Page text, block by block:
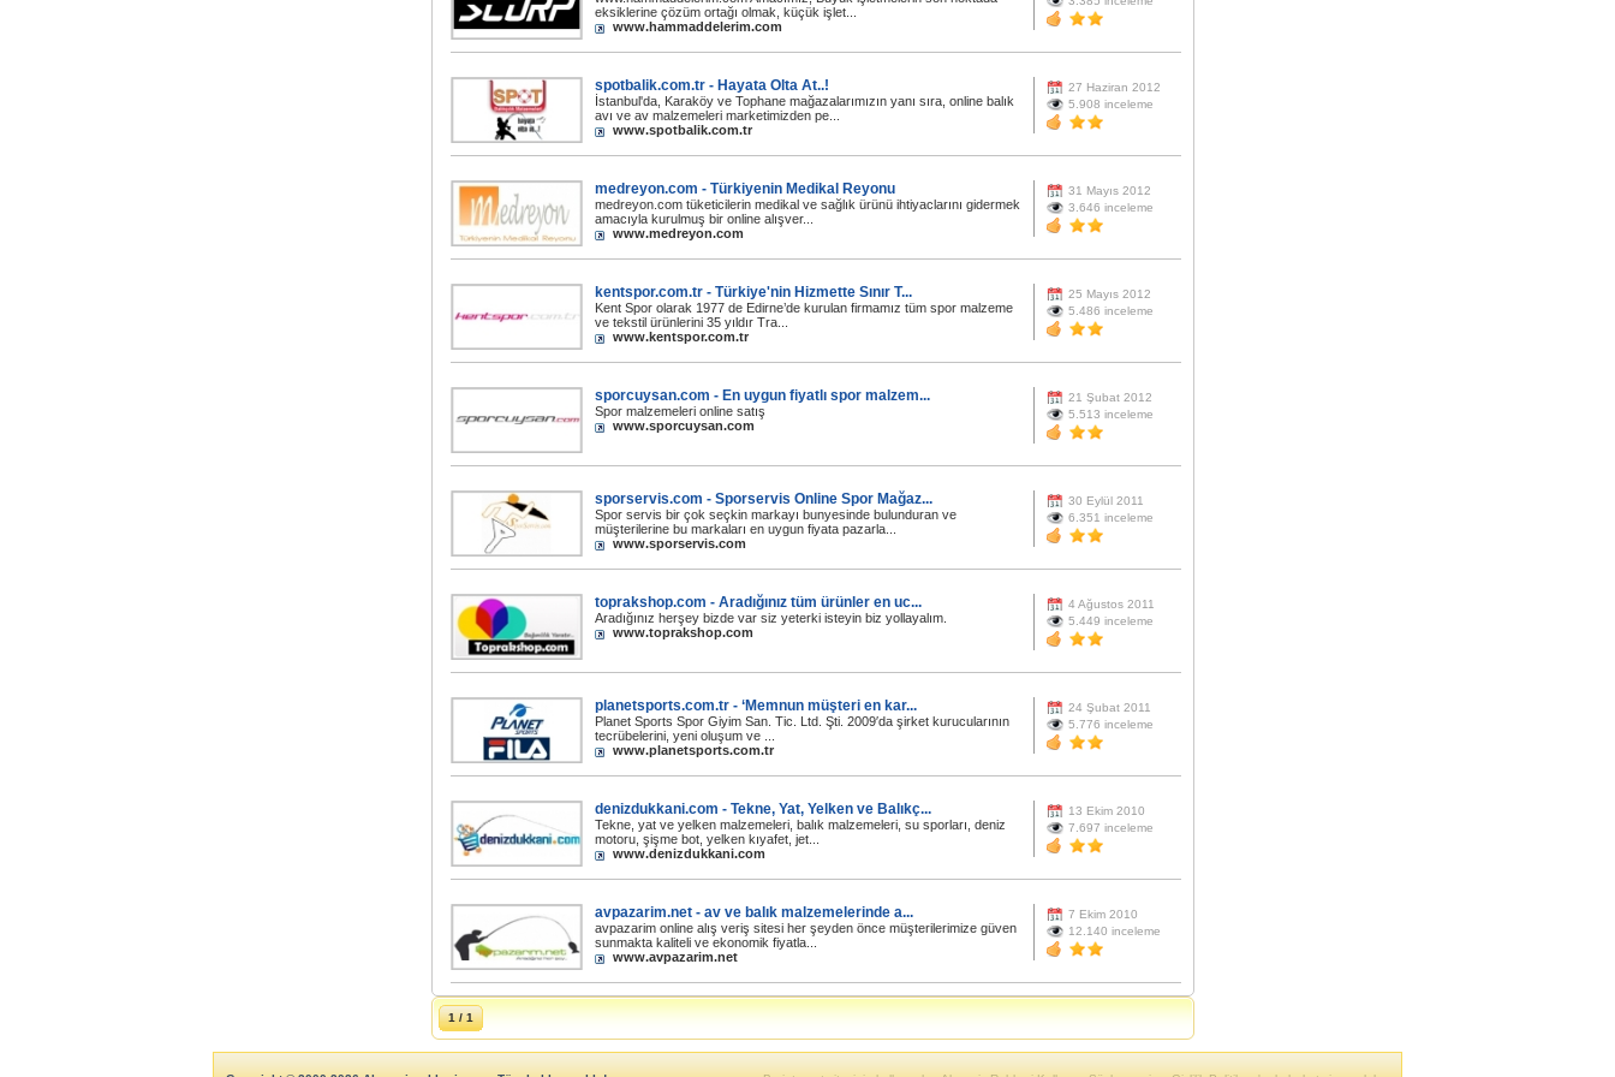
eksiklerine çözüm ortağı olmak, küçük işlet...
www.hammaddelerim.com
spotbalik.com.tr - Hayata Olta At..!
İstanbul'da, Karaköy ve Tophane mağazalarımızın yanı sıra, online balık
avı ve av malzemeleri marketimizden pe...
www.spotbalik.com.tr
27 Haziran 2012
5.908 inceleme
medreyon.com - Türkiyenin Medikal Reyonu
medreyon.com tüketicilerin medikal ve sağlık ürünü ihtiyaclarını gidermek
amacıyla kurulmuş bir online alışver...
www.medreyon.com
31 Mayıs 2012
3.646 inceleme
kentspor.com.tr - Türkiye'nin Hizmette Sınır T...
Kent Spor olarak 1977 de Edirne’de kurulan firmamız tüm spor malzeme
ve tekstil ürünlerini 35 yıldır Tra...
www.kentspor.com.tr
25 Mayıs 2012
5.486 inceleme
sporcuysan.com - En uygun fiyatlı spor malzem...
Spor malzemeleri online satış
www.sporcuysan.com
21 Şubat 2012
5.513 inceleme
sporservis.com - Sporservis Online Spor Mağaz...
Spor servis bir çok seçkin markayı bunyesinde bulunduran ve
müşterilerine bu markaları en uygun fiyata pazarla...
www.sporservis.com
30 Eylül 2011
6.351 inceleme
toprakshop.com - Aradığınız tüm ürünler en uc...
Aradığınız herşey bizde var siz yeterki isteyin biz yollayalım.
www.toprakshop.com
4 Ağustos 2011
5.449 inceleme
planetsports.com.tr - ‘Memnun müşteri en kar...
Planet Sports Spor Giyim San. Tic. Ltd. Şti. 2009′da şirket kurucularının
tecrübelerini, yeni oluşum ve ...
www.planetsports.com.tr
24 Şubat 2011
5.776 inceleme
denizdukkani.com - Tekne, Yat, Yelken ve Balıkç...
Tekne, yat ve yelken malzemeleri, balık malzemeleri, su sporları, deniz
motoru, şişme bot, yelken kıyafet, jet...
www.denizdukkani.com
13 Ekim 2010
7.697 inceleme
avpazarim.net - av ve balık malzemelerinde a...
avpazarim online alış veriş sitesi her şeyden önce müşterilerimize güven
sunmakta kaliteli ve ekonomik fiyatla...
www.avpazarim.net
7 Ekim 2010
12.140 inceleme
1 / 1